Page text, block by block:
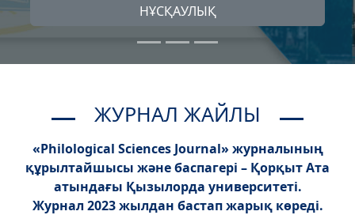
НҰСҚАУЛЫҚ
ЖУРНАЛ ЖАЙЛЫ
«Philological Sciences Journal» журналының
құрылтайшысы және баспагері – Қорқыт Ата
атындағы Қызылорда университеті.
Журнал 2023 жылдан бастап жарық көреді.